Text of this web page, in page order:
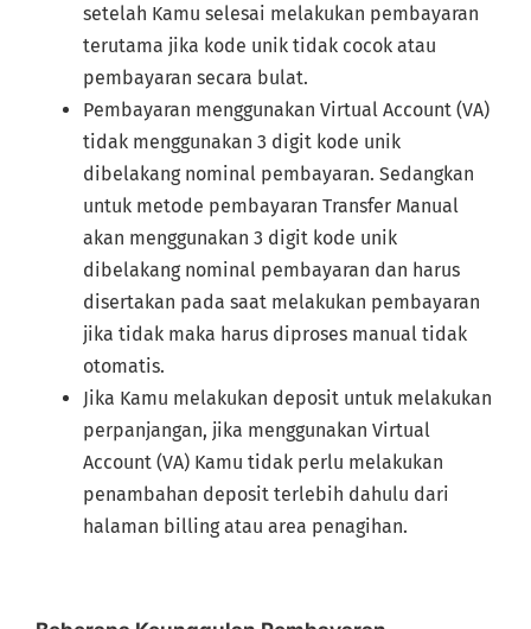
setelah Kamu selesai melakukan pembayaran
terutama jika kode unik tidak cocok atau
pembayaran secara bulat.
Pembayaran menggunakan Virtual Account (VA)
tidak menggunakan 3 digit kode unik
dibelakang nominal pembayaran. Sedangkan
untuk metode pembayaran Transfer Manual
akan menggunakan 3 digit kode unik
dibelakang nominal pembayaran dan harus
disertakan pada saat melakukan pembayaran
jika tidak maka harus diproses manual tidak
otomatis.
Jika Kamu melakukan deposit untuk melakukan
perpanjangan, jika menggunakan Virtual
Account (VA) Kamu tidak perlu melakukan
penambahan deposit terlebih dahulu dari
halaman billing atau area penagihan.